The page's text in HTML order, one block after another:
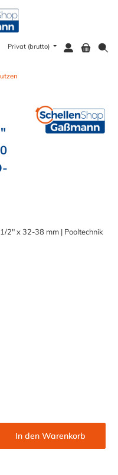
Privat (brutto)
In den Warenkorb